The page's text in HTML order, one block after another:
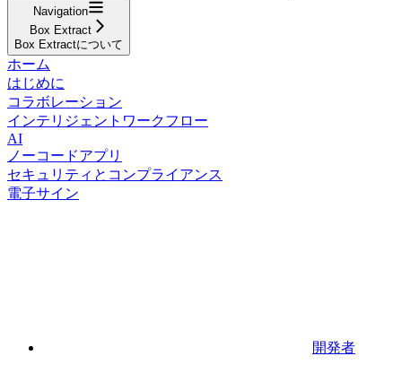
Navigation
Box Extract
Box Extractについて
ホーム
はじめに
コラボレーション
インテリジェントワークフロー
AI
ノーコードアプリ
セキュリティとコンプライアンス
電子サイン
開発者